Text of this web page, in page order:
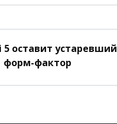
5 оставит устаревший
форм-фактор